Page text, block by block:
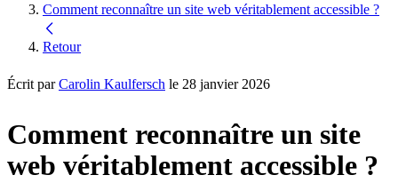
Comment reconnaître un site web véritablement accessible ?
Retour
Écrit parCarolin Kaulfersch le 28 janvier 2026
Comment reconnaître un site
web véritablement accessible ?